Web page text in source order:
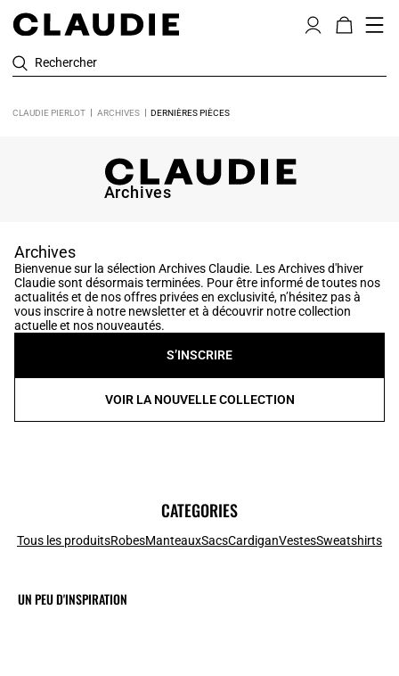
Rechercher
CLAUDIE PIERLOT ARCHIVES DERNIÈRES PIÈCES
Archives
Archives
Bienvenue sur la sélection Archives Claudie. Les Archives d'hiver
Claudie sont désormais terminées. Pour être informé de toutes nos
actualités et de nos offres privées en exclusivité, n’hésitez pas à
vous inscrire à notre newsletter et à découvrir notre collection
actuelle et nos nouveautés.
S’INSCRIRE
VOIR LA NOUVELLE COLLECTION
CATEGORIES
Tous les produitsRobesManteauxSacsCardiganVestesSweatshirts
UN PEU D'INSPIRATION